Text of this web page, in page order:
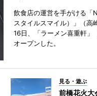
飲食店の運営を手がける「
スタイルスマイル）」（高
16日、「ラーメン喜重軒」
オープンした。
見る・遊ぶ
前橋花火大